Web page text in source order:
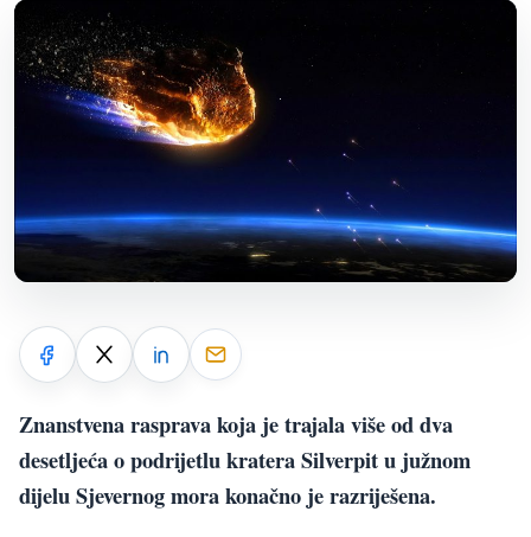
Znanstvena rasprava koja je trajala više od dva
desetljeća o podrijetlu kratera Silverpit u južnom
dijelu Sjevernog mora konačno je razriješena.